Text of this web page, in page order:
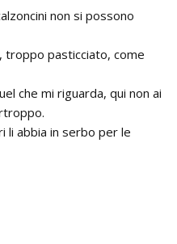
non si possono
troppo pasticciato, come
che mi riguarda, qui non ai
li abbia in serbo per le